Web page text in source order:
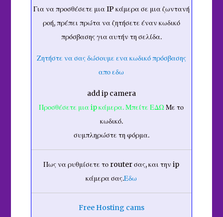
Για να προσθέσετε μια IP κάμερα σε μια ζωντανή
ροή, πρέπει πρώτα να ζητήσετε έναν κωδικό
πρόσβασης για αυτήν τη σελίδα.
Ζητήστε να σας δώσουμε ενα κωδικό πρόσβασης
απο εδω
add ip camera
Προσθέσετε μια ip κάμερα. Μπείτε ΕΔΩΜε το
κωδικό.
συμπληρώστε τη φόρμα.
Πως να ρυθμίσετε το router σας, και την ip
κάμερα σας.Εδω
Free Hosting cams